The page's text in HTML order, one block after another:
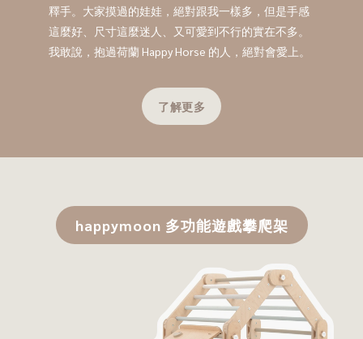
釋手。大家摸過的娃娃，絕對跟我一樣多，但是手感
這麼好、尺寸這麼迷人、又可愛到不行的實在不多。
我敢說，抱過荷蘭 Happy Horse 的人，絕對會愛上。
了解更多
happymoon 多功能遊戲攀爬架